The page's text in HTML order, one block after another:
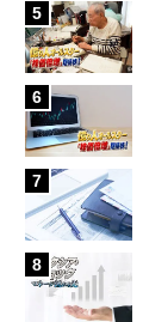
5
6
7
8